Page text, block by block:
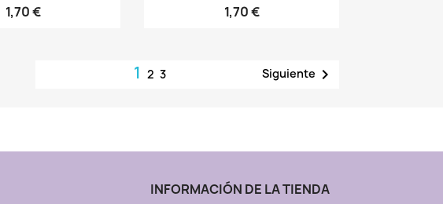
1,70 € 1,70 €
123 Siguiente 
INFORMACIÓN DE LA TIENDA